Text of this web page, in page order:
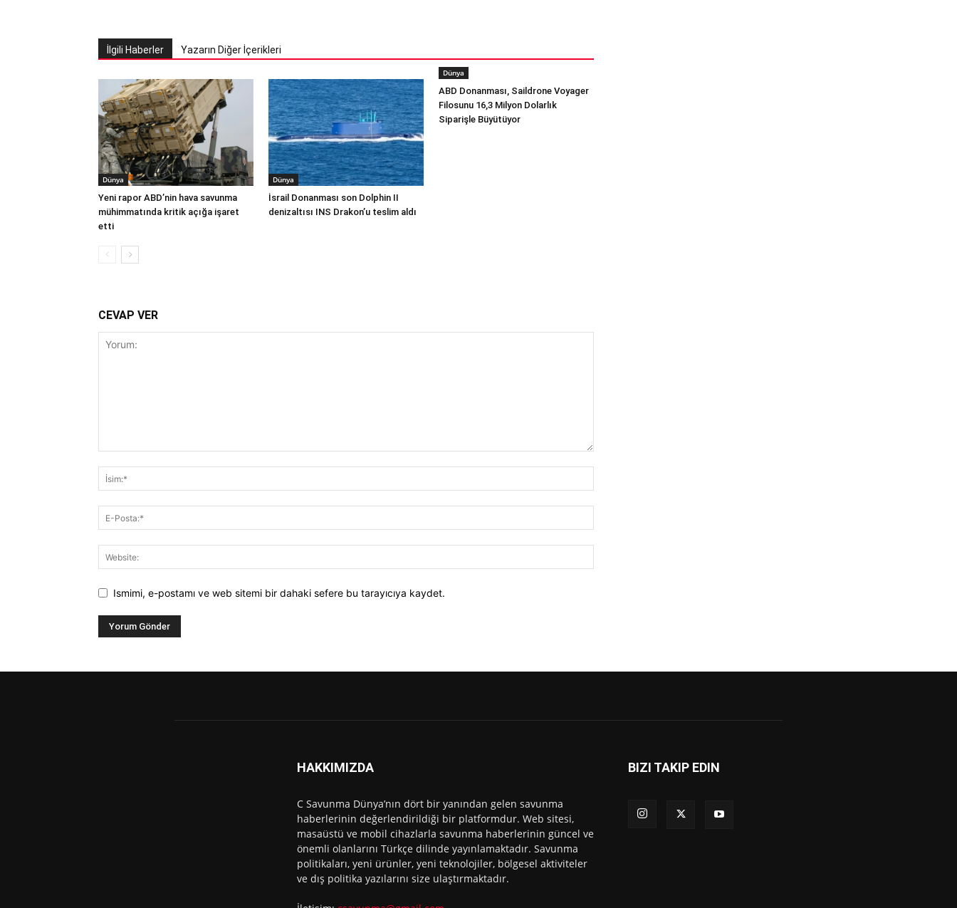
İlgili Haberler Yazarın Diğer İçerikleri
Dünya
Yeni rapor ABD’nin hava savunma
mühimmatında kritik açığa işaret
etti
Dünya
İsrail Donanması son Dolphin II
denizaltısı INS Drakon’u teslim aldı
Dünya
ABD Donanması, Saildrone Voyager
Filosunu 16,3 Milyon Dolarlık
Siparişle Büyütüyor
CEVAP VER
Ismimi, e-postamı ve web sitemi bir dahaki sefere bu tarayıcıya kaydet.
HAKKIMIZDA
C Savunma Dünya’nın dört bir yanından gelen savunma
haberlerinin değerlendirildiği bir platformdur. Web sitesi,
masaüstü ve mobil cihazlarla savunma haberlerinin güncel ve
önemli olanlarını Türkçe dilinde yayınlamaktadır. Savunma
politikaları, yeni ürünler, yeni teknolojiler, bölgesel aktiviteler
ve dış politika yazılarını size ulaştırmaktadır.
BIZI TAKIP EDIN